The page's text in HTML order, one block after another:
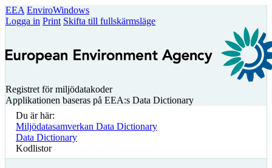
EEA EnviroWindows
Logga in Print Skifta till fullskärmsläge
Registret för miljödatakoder
Applikationen baseras på EEA:s Data Dictionary
Du är här:
Miljödatasamverkan Data Dictionary
Data Dictionary
Kodlistor